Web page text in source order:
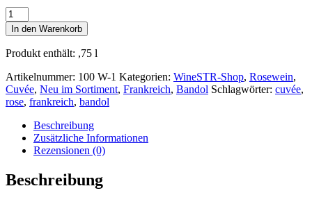
Bandol
Rosé
95*
2024
Antiane
AOP
0,75l
In den Warenkorb
Produkt enthält: ,75 l
Artikelnummer: 100 W-1 Kategorien: WineSTR-Shop, Rosewein,
Cuvée, Neu im Sortiment, Frankreich, Bandol Schlagwörter: cuvée,
rose, frankreich, bandol
Beschreibung
Zusätzliche Informationen
Rezensionen (0)
Beschreibung